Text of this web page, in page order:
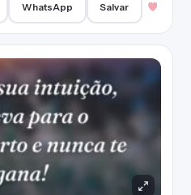
WhatsApp Salvar